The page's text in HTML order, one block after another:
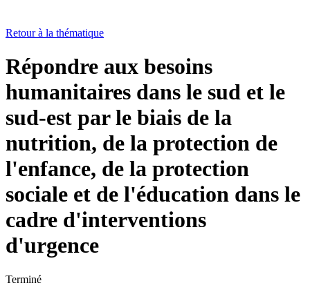
Retour à la thématique
Répondre aux besoins
humanitaires dans le sud et le
sud-est par le biais de la
nutrition, de la protection de
l'enfance, de la protection
sociale et de l'éducation dans le
cadre d'interventions
d'urgence
Terminé